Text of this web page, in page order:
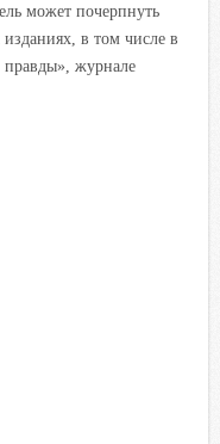
может почерпнуть
в том числе в
журнале